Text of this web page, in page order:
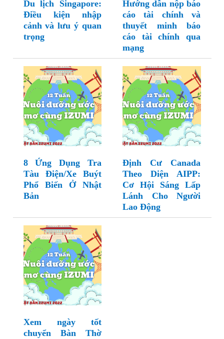
Du lịch Singapore:
Điều kiện nhập
cảnh và lưu ý quan
trọng
Hướng dẫn nộp báo
cáo tài chính và
thuyết minh báo
cáo tài chính qua
mạng
8 Ứng Dụng Tra
Tàu Điện/Xe Buýt
Phổ Biến Ở Nhật
Bản
Định Cư Canada
Theo Diện AIPP:
Cơ Hội Sáng Lấp
Lánh Cho Người
Lao Động
Xem ngày tốt
chuyển Bàn Thờ